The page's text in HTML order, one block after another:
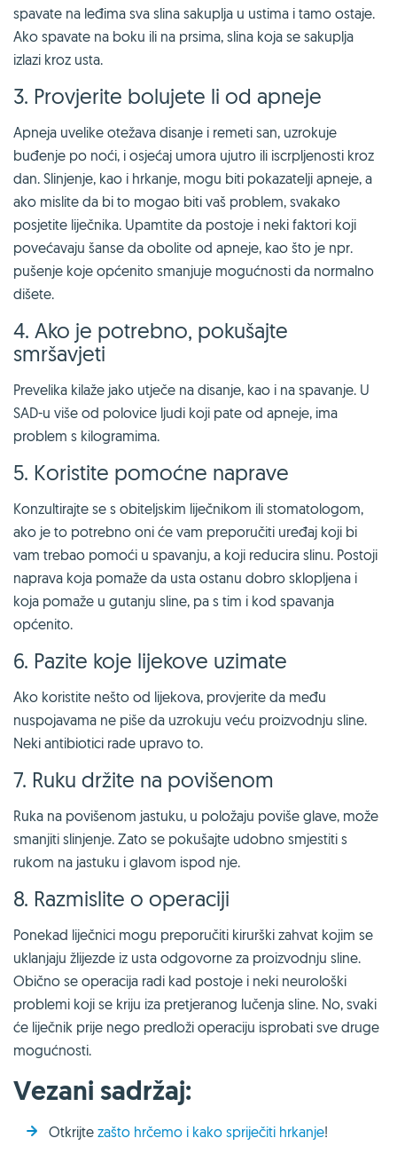
spavate na leđima sva slina sakuplja u ustima i tamo ostaje.
Ako spavate na boku ili na prsima, slina koja se sakuplja
izlazi kroz usta.
3. Provjerite bolujete li od apneje
Apneja uvelike otežava disanje i remeti san, uzrokuje
buđenje po noći, i osjećaj umora ujutro ili iscrpljenosti kroz
dan. Slinjenje, kao i hrkanje, mogu biti pokazatelji apneje, a
ako mislite da bi to mogao biti vaš problem, svakako
posjetite liječnika. Upamtite da postoje i neki faktori koji
povećavaju šanse da obolite od apneje, kao što je npr.
pušenje koje općenito smanjuje mogućnosti da normalno
dišete.
4. Ako je potrebno, pokušajte
smršavjeti
Prevelika kilaže jako utječe na disanje, kao i na spavanje. U
SAD-u više od polovice ljudi koji pate od apneje, ima
problem s kilogramima.
5. Koristite pomoćne naprave
Konzultirajte se s obiteljskim liječnikom ili stomatologom,
ako je to potrebno oni će vam preporučiti uređaj koji bi
vam trebao pomoći u spavanju, a koji reducira slinu. Postoji
naprava koja pomaže da usta ostanu dobro sklopljena i
koja pomaže u gutanju sline, pa s tim i kod spavanja
općenito.
6. Pazite koje lijekove uzimate
Ako koristite nešto od lijekova, provjerite da među
nuspojavama ne piše da uzrokuju veću proizvodnju sline.
Neki antibiotici rade upravo to.
7. Ruku držite na povišenom
Ruka na povišenom jastuku, u položaju poviše glave, može
smanjiti slinjenje. Zato se pokušajte udobno smjestiti s
rukom na jastuku i glavom ispod nje.
8. Razmislite o operaciji
Ponekad liječnici mogu preporučiti kirurški zahvat kojim se
uklanjaju žlijezde iz usta odgovorne za proizvodnju sline.
Obično se operacija radi kad postoje i neki neurološki
problemi koji se kriju iza pretjeranog lučenja sline. No, svaki
će liječnik prije nego predloži operaciju isprobati sve druge
mogućnosti.
Vezani sadržaj:
Otkrijte zašto hrčemo i kako spriječiti hrkanje!